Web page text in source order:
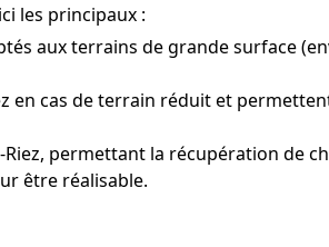
les principaux :
aux terrains de grande surface
en cas de terrain réduit et
permettant la récupération de
être réalisable.